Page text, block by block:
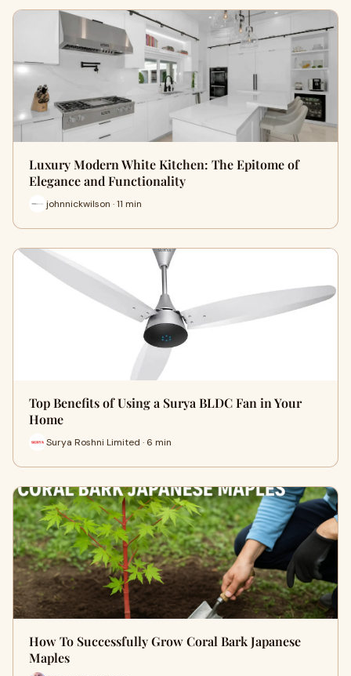
Luxury Modern White Kitchen: The Epitome of
Elegance and Functionality
johnnickwilson · 11 min
Top Benefits of Using a Surya BLDC Fan in Your
Home
Surya Roshni Limited · 6 min
How To Successfully Grow Coral Bark Japanese
Maples